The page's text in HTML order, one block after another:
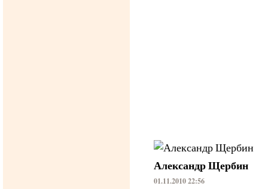
Александр Щербин
01.11.2010 22:56